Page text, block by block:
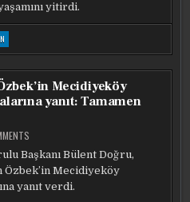
yitirdi.
KOLOMBIYA’DA
SILAHLI
50
ÖLDÜ
Mecidiyeköy
yanıt: Tamamen
ÖZBEK’IN
MECIDIYEKÖY
PROJESIYLE
ILGILI
AÇIKLAMALARINA
Başkanı Bülent Doğru,
Özbek’in Mecidiyeköy
yanıt verdi.